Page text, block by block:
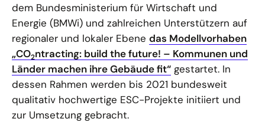
dem Bundesministerium für Wirtschaft und
Energie (BMWi) und zahlreichen Unterstützern auf
regionaler und lokaler Ebene das Modellvorhaben
„CO2ntracting: build the future! – Kommunen und
Länder machen ihre Gebäude fit“ gestartet. In
dessen Rahmen werden bis 2021 bundesweit
qualitativ hochwertige ESC-Projekte initiiert und
zur Umsetzung gebracht.